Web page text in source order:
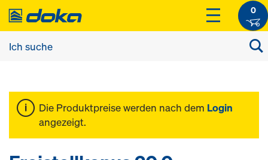
0
Die Produktpreise werden nach dem Login
angezeigt.